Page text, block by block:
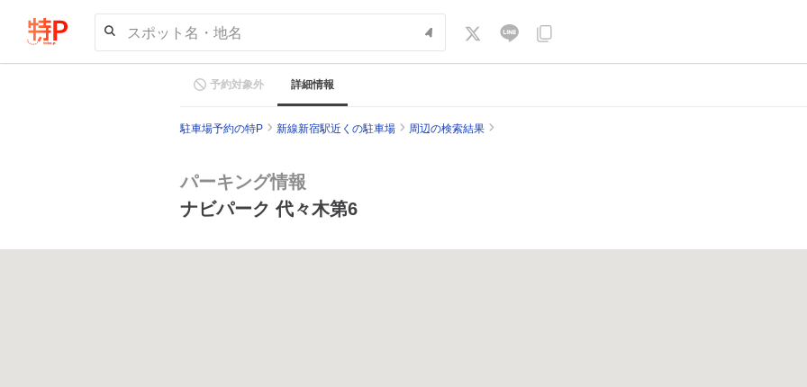
スポット名・地名
予約対象外 詳細情報
駐車場予約の特P 新線新宿駅近くの駐車場 周辺の検索結果
パーキング情報
ナビパーク 代々木第6